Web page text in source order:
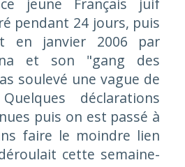
jeune Français juif
pendant 24 jours, puis
en janvier 2006 par
et son "gang des
soulevé une vague de
déclarations
puis on est passé à
faire le moindre lien
cette semaine-